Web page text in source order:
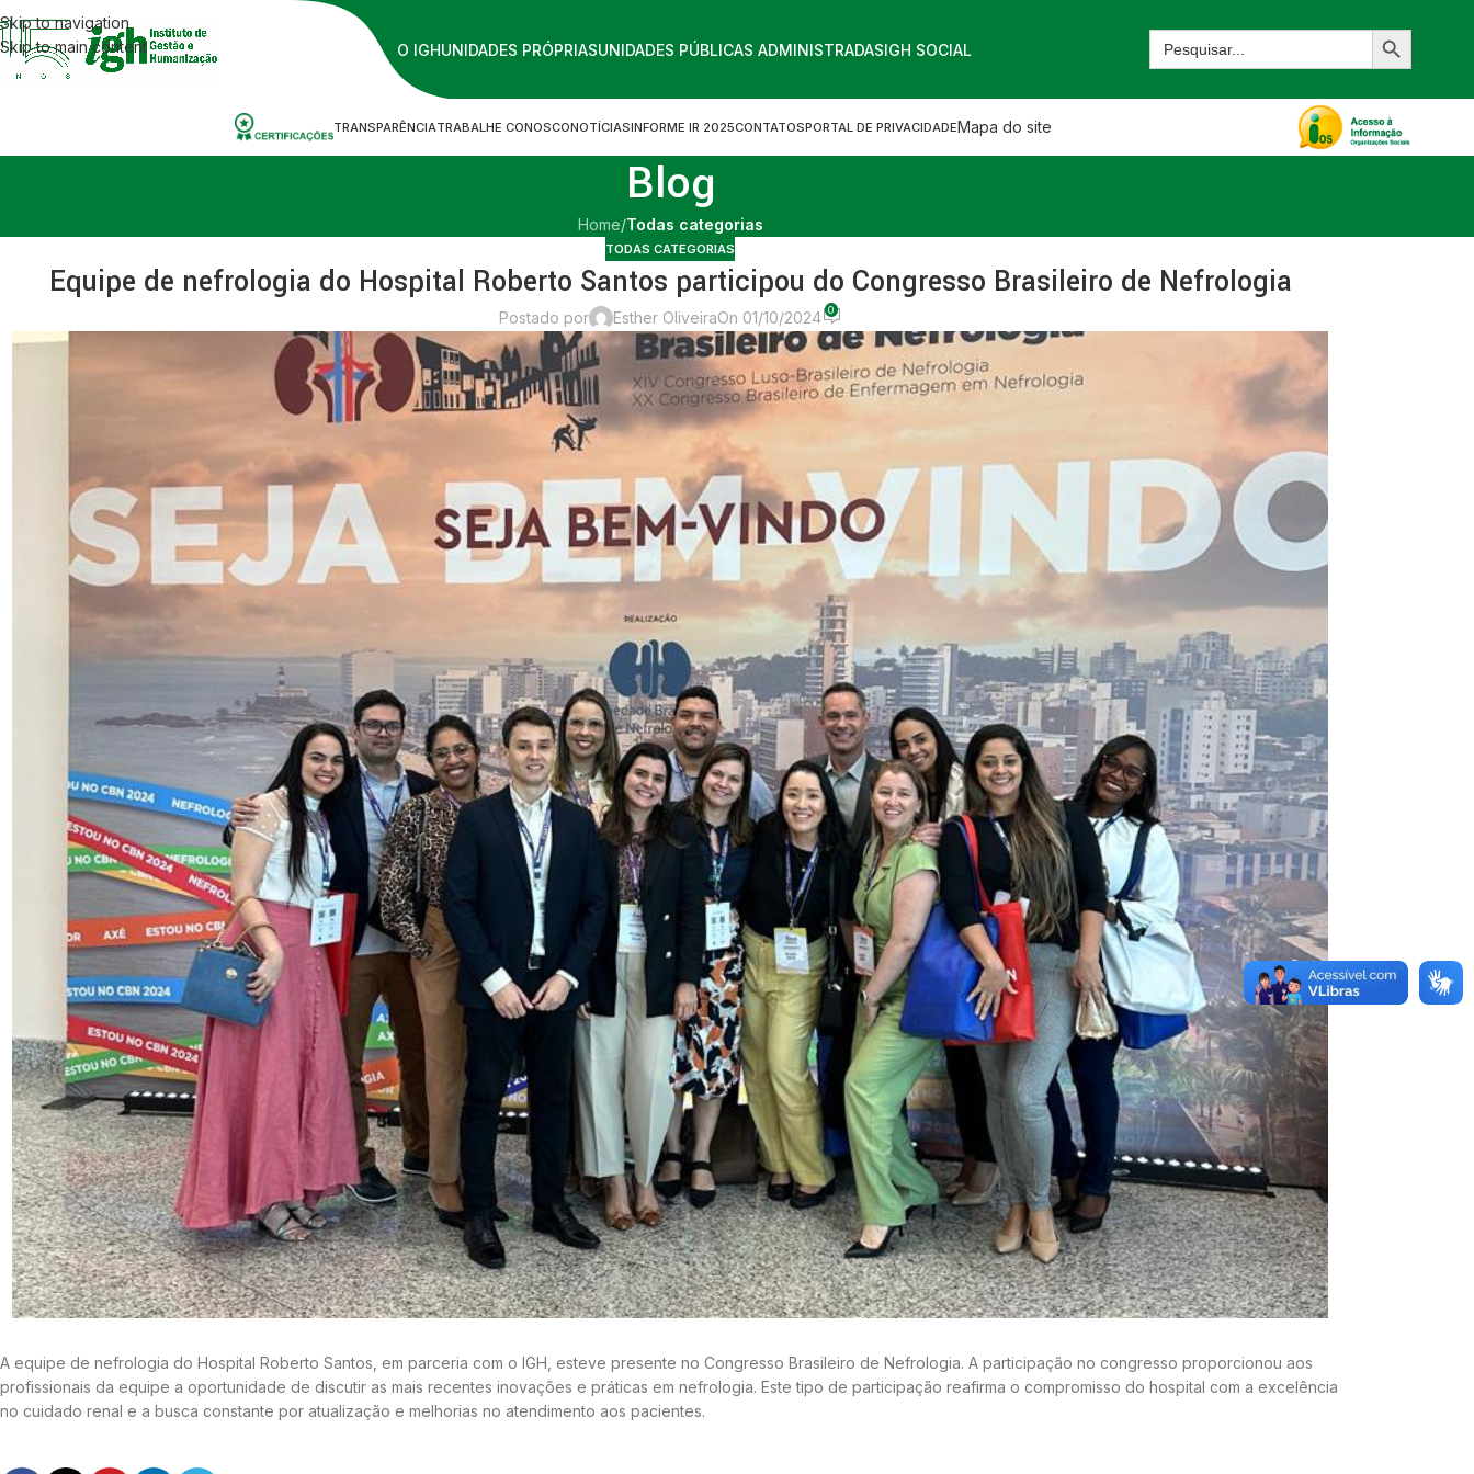
Skip to navigation
Skip to main content
O IGHUNIDADES PRÓPRIASUNIDADES PÚBLICAS ADMINISTRADASIGH SOCIAL
TRANSPARÊNCIATRABALHE CONOSCONOTÍCIASINFORME IR 2025CONTATOSPORTAL DE PRIVACIDADEMapa do site
Blog
Home/Todas categorias
TODAS CATEGORIAS
Equipe de nefrologia do Hospital Roberto Santos participou do Congresso Brasileiro de Nefrologia
Postado por Esther OliveiraOn 01/10/2024 0
A equipe de nefrologia do Hospital Roberto Santos, em parceria com o IGH, esteve presente no Congresso Brasileiro de Nefrologia. A participação no congresso proporcionou aos
profissionais da equipe a oportunidade de discutir as mais recentes inovações e práticas em nefrologia. Este tipo de participação reafirma o compromisso do hospital com a excelência
no cuidado renal e a busca constante por atualização e melhorias no atendimento aos pacientes.